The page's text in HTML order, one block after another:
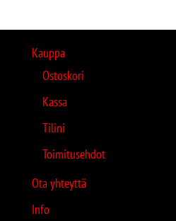
Kauppa
Ostoskori
Kassa
Tilini
Toimitusehdot
Ota yhteyttä
Info